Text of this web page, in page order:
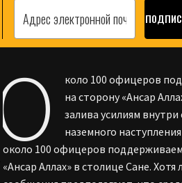
О коло 100 офицеров
на сторону «Ансар
залива усилиям
наземного
около 100 офицеров
«Ансар Аллах» в столице Сане.